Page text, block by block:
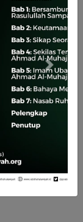
Next